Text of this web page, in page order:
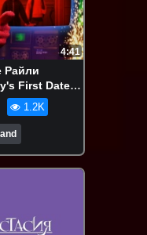
4:41
Райли
1.2K